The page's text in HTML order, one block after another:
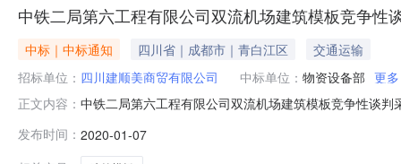
中铁二局第六工程有限公司双流机场建筑模板竞争性
中标｜中标通知 四川省｜成都市｜青白江区
交通运输
招标单位： 四川建顺美商贸有限公司 中标单位： 物资设备部 更多
正文内容： 中铁二局第六工程有限公司双流机场建筑模板竞争性谈
建筑模板竞争性谈判采购组织单位中铁二局第六工程有
号:ZTE
发布时间： 2020-01-07